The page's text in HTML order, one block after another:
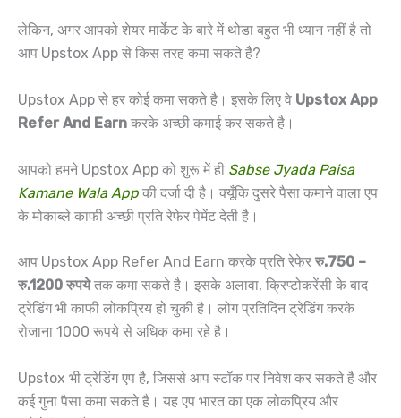
लेकिन, अगर आपको शेयर मार्केट के बारे में थोडा बहुत भी ध्यान नहीं है तो
आप Upstox App से किस तरह कमा सकते है?
Upstox App से हर कोई कमा सकते है। इसके लिए वे Upstox App
Refer And Earn करके अच्छी कमाई कर सकते है।
आपको हमने Upstox App को शुरू में ही Sabse Jyada Paisa
Kamane Wala App की दर्जा दी है। क्यूँकि दुसरे पैसा कमाने वाला एप
के मोकाब्ले काफी अच्छी प्रति रेफेर पेमेंट देती है।
आप Upstox App Refer And Earn करके प्रति रेफेर रु.750 –
रु.1200 रुपयेतक कमा सकते है। इसके अलावा, क्रिप्टोकरेंसी के बाद
ट्रेडिंग भी काफी लोकप्रिय हो चुकी है। लोग प्रतिदिन ट्रेडिंग करके
रोजाना 1000 रूपये से अधिक कमा रहे है।
Upstox भी ट्रेडिंग एप है, जिससे आप स्टॉक पर निवेश कर सकते है और
कई गुना पैसा कमा सकते है। यह एप भारत का एक लोकप्रिय और